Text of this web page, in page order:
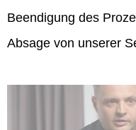
Beendigung des
Absage von unserer